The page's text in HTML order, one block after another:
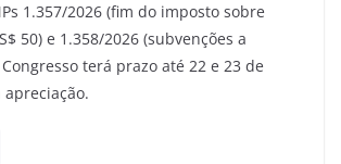
1.357/2026 (fim do imposto sobre
50) e 1.358/2026 (subvenções a
terá prazo até 22 e 23 de